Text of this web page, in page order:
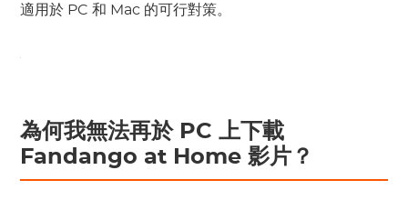
適用於 PC 和 Mac 的可行對策。
為何我無法再於 PC 上下載
Fandango at Home 影片？